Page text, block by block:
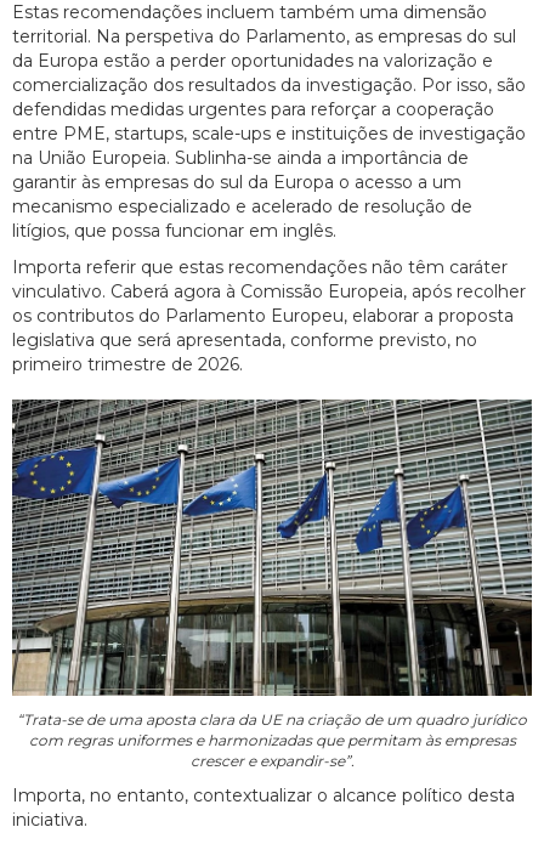
Estas recomendações incluem também uma dimensão
territorial. Na perspetiva do Parlamento, as empresas do sul
da Europa estão a perder oportunidades na valorização e
comercialização dos resultados da investigação. Por isso, são
defendidas medidas urgentes para reforçar a cooperação
entre PME, startups, scale-ups e instituições de investigação
na União Europeia. Sublinha-se ainda a importância de
garantir às empresas do sul da Europa o acesso a um
mecanismo especializado e acelerado de resolução de
litígios, que possa funcionar em inglês.
Importa referir que estas recomendações não têm caráter
vinculativo. Caberá agora à Comissão Europeia, após recolher
os contributos do Parlamento Europeu, elaborar a proposta
legislativa que será apresentada, conforme previsto, no
primeiro trimestre de 2026.
“Trata-se de uma aposta clara da UE na criação de um quadro jurídico
com regras uniformes e harmonizadas que permitam às empresas
crescer e expandir-se”.
Importa, no entanto, contextualizar o alcance político desta
iniciativa.